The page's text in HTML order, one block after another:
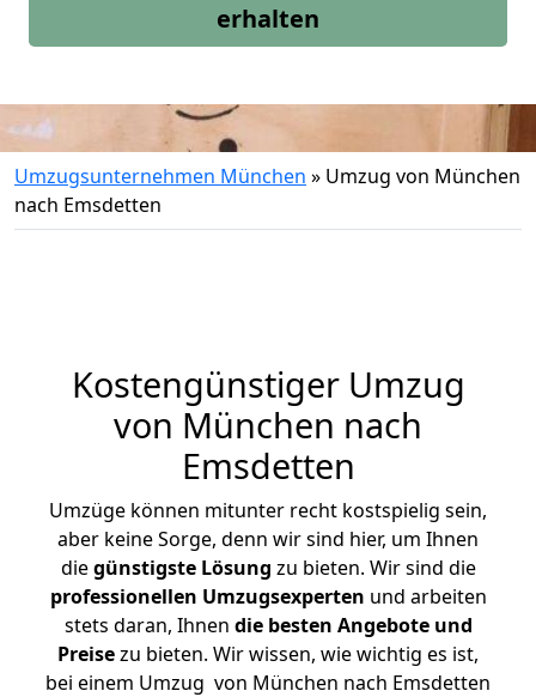
erhalten
Umzugsunternehmen München » Umzug von München
nach Emsdetten
Kostengünstiger Umzug
von München nach
Emsdetten
Umzüge können mitunter recht kostspielig sein,
aber keine Sorge, denn wir sind hier, um Ihnen
diegünstigste Lösung zu bieten. Wir sind die
professionellen Umzugsexperten und arbeiten
stets daran, Ihnen die besten Angebote und
Preisezu bieten. Wir wissen, wie wichtig es ist,
bei einem Umzug von München nach Emsdetten